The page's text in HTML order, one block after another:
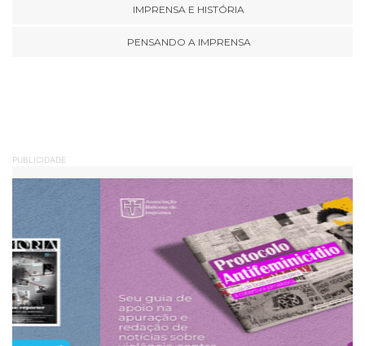
IMPRENSA E HISTÓRIA
PENSANDO A IMPRENSA
PUBLICIDADE